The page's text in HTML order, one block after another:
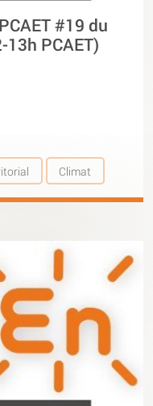
#19 du
13h PCAET)
Climat